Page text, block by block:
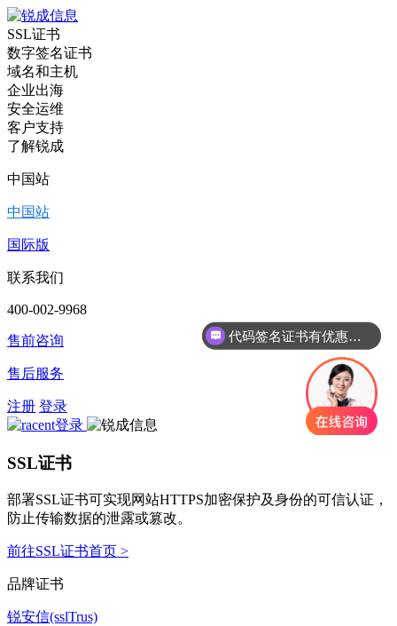
SSL证书
数字签名证书
域名和主机
企业出海
安全运维
客户支持
了解锐成
中国站
中国站
国际版
联系我们
400-002-9968
售前咨询
售后服务
注册 登录
SSL证书
部署SSL证书可实现网站HTTPS加密保护及身份的可信认证，
防止传输数据的泄露或篡改。
前往SSL证书首页 >
品牌证书
锐安信(sslTrus)